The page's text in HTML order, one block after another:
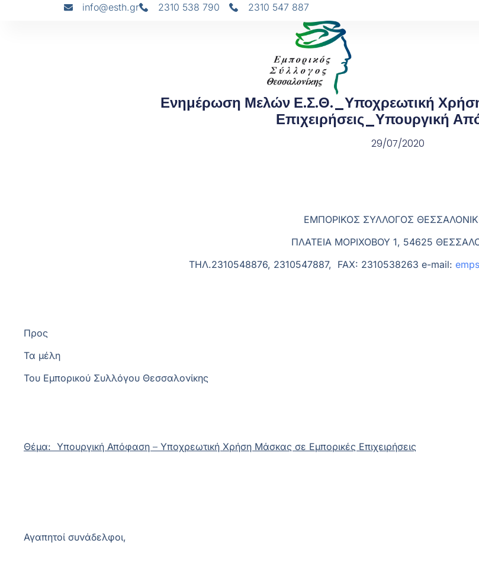
info@esth.gr 2310 538 790
2310 547 887
Ενημέρωση Μελών Ε.Σ.Θ._Υποχρεωτική
Επιχειρήσεις_Υπουργική
29/07/2020
ΕΜΠΟΡΙΚΟΣ ΣΥΛΛΟΓΟΣ
ΠΛΑΤΕΙΑ ΜΟΡΙΧΟΒΟΥ 1, 54625
ΤΗΛ.2310548876, 2310547887, FAX: 2310538263 e-mail:
Προς
Τα μέλη
Του Εμπορικού Συλλόγου Θεσσαλονίκης
Θέμα: Υπουργική Απόφαση – Υποχρεωτική Χρήση Μάσκας σε Εμπορικές Επιχειρήσεις
Αγαπητοί συνάδελφοι,